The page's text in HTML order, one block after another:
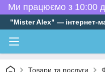
Ми працюємо з 10:00
"Mister Alex" — інтернет-
Товари та послуги